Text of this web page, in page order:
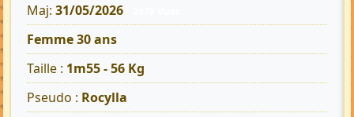
Maj: 31/05/2026
Femme 30 ans
Taille : 1m55 - 56 Kg
Pseudo : Rocylla